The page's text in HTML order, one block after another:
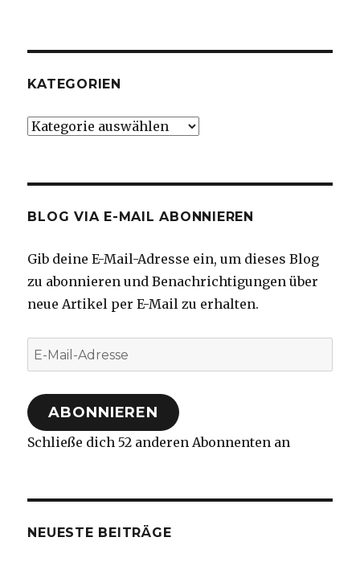
KATEGORIEN
Kategorien
BLOG VIA E-MAIL ABONNIEREN
Gib deine E-Mail-Adresse ein, um dieses Blog
zu abonnieren und Benachrichtigungen über
neue Artikel per E-Mail zu erhalten.
E-
Mail-
Adresse
ABONNIEREN
Schließe dich 52 anderen Abonnenten an
NEUESTE BEITRÄGE